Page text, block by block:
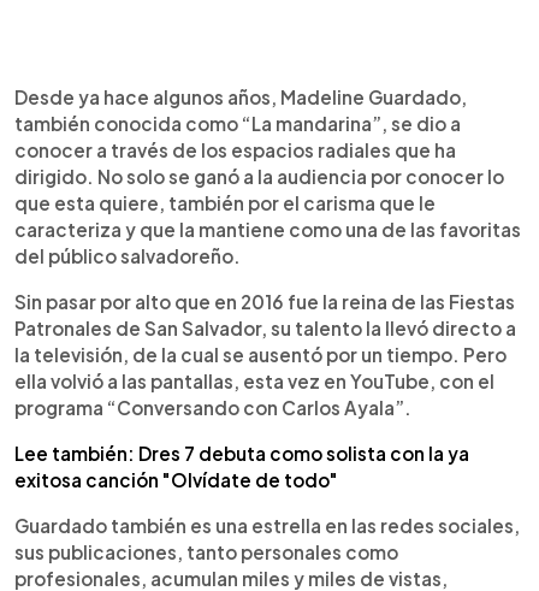
Escuchar artículo
Desde ya hace algunos años, Madeline Guardado,
también conocida como “La mandarina”, se dio a
conocer a través de los espacios radiales que ha
dirigido. No solo se ganó a la audiencia por conocer lo
que esta quiere, también por el carisma que le
caracteriza y que la mantiene como una de las favoritas
del público salvadoreño.
Sin pasar por alto que en 2016 fue la reina de las Fiestas
Patronales de San Salvador, su talento la llevó directo a
la televisión, de la cual se ausentó por un tiempo. Pero
ella volvió a las pantallas, esta vez en YouTube, con el
programa “Conversando con Carlos Ayala”.
Lee también: Dres 7 debuta como solista con la ya
exitosa canción "Olvídate de todo"
Guardado también es una estrella en las redes sociales,
sus publicaciones, tanto personales como
profesionales, acumulan miles y miles de vistas,